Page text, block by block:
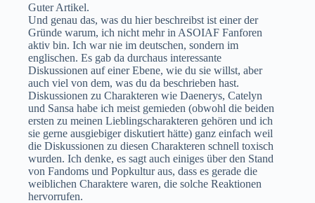
Guter Artikel.
Und genau das, was du hier beschreibst ist einer der
Gründe warum, ich nicht mehr in ASOIAF Fanforen
aktiv bin. Ich war nie im deutschen, sondern im
englischen. Es gab da durchaus interessante
Diskussionen auf einer Ebene, wie du sie willst, aber
auch viel von dem, was du da beschrieben hast.
Diskussionen zu Charakteren wie Daenerys, Catelyn
und Sansa habe ich meist gemieden (obwohl die beiden
ersten zu meinen Lieblingscharakteren gehören und ich
sie gerne ausgiebiger diskutiert hätte) ganz einfach weil
die Diskussionen zu diesen Charakteren schnell toxisch
wurden. Ich denke, es sagt auch einiges über den Stand
von Fandoms und Popkultur aus, dass es gerade die
weiblichen Charaktere waren, die solche Reaktionen
hervorrufen.